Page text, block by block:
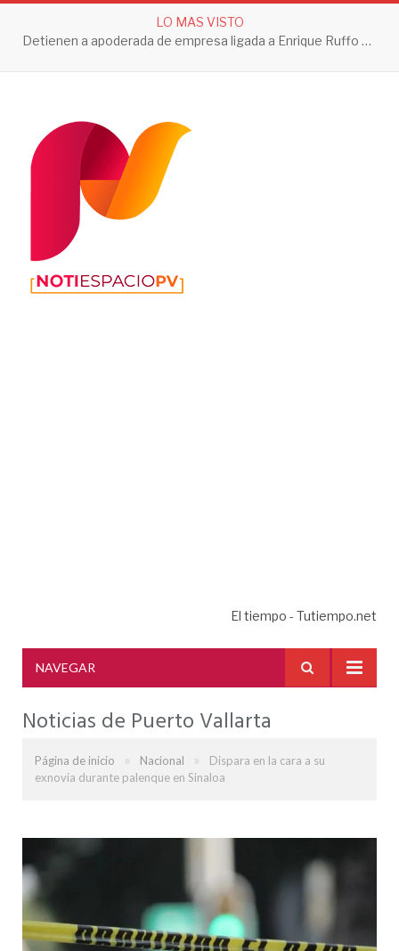
LO MAS VISTO
Detienen a apoderada de empresa ligada a Enrique Ruffo por investigación de Huachicol Fiscal
El tiempo - Tutiempo.net
NAVEGAR
Noticias de Puerto Vallarta
Página de inicio » Nacional »
Dispara en la cara a su
exnovia durante palenque en Sinaloa